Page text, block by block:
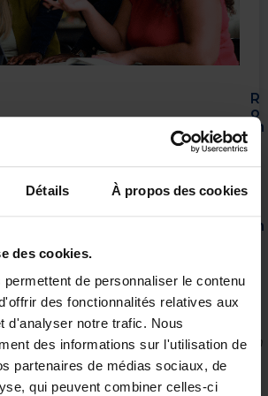
Détails À propos des cookies
des cookies.
de personnaliser le contenu
des fonctionnalités relatives aux
d'analyser notre trafic. Nous
des informations sur l'utilisation de
partenaires de médias sociaux, de
qui peuvent combiner celles-ci
R
o
m
n
m
m